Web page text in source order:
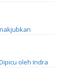
oleh Indra